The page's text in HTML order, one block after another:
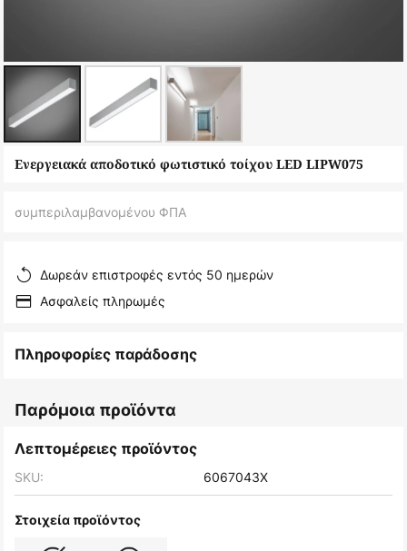
Μετάβαση
εικόνων
Ενεργειακά αποδοτικό φωτιστικό τοίχου LED LIPW075
συμπεριλαμβανομένου ΦΠΑ
Δωρεάν επιστροφές εντός 50 ημερών
Ασφαλείς πληρωμές
Πληροφορίες παράδοσης
Παρόμοια προϊόντα
Λεπτομέρειες προϊόντος
SKU: 6067043X
Στοιχεία προϊόντος